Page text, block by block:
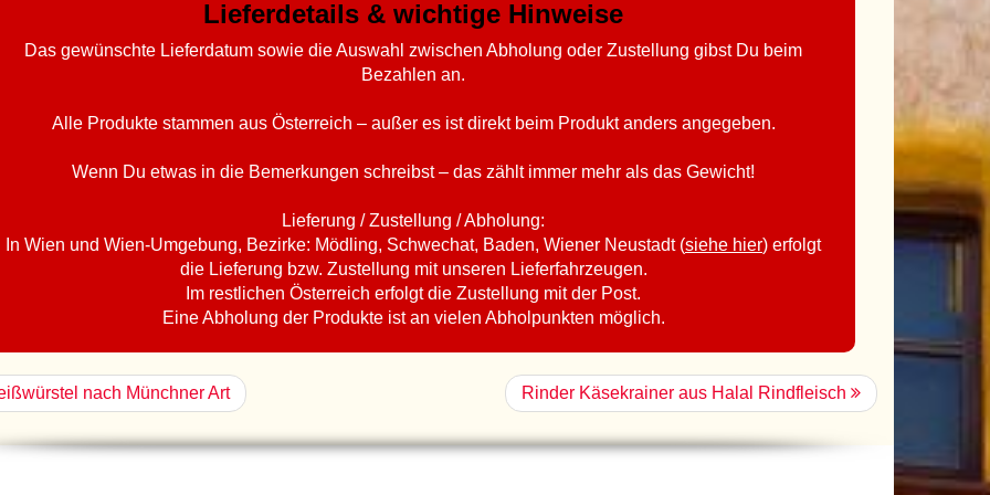
Lieferdetails & wichtige Hinweise
Das gewünschte Lieferdatum sowie die Auswahl zwischen Abholung oder Zustellung gibst Du beim
Bezahlen an.
Alle Produkte stammen aus Österreich – außer es ist direkt beim Produkt anders angegeben.
Wenn Du etwas in die Bemerkungen schreibst – das zählt immer mehr als das Gewicht!
Lieferung / Zustellung / Abholung:
In Wien und Wien-Umgebung, Bezirke: Mödling, Schwechat, Baden, Wiener Neustadt (siehe hier) erfolgt
die Lieferung bzw. Zustellung mit unseren Lieferfahrzeugen.
Im restlichen Österreich erfolgt die Zustellung mit der Post.
Eine Abholung der Produkte ist an vielen Abholpunkten möglich.
nach Münchner Art Rinder Käsekrainer aus Halal Rindfleisch